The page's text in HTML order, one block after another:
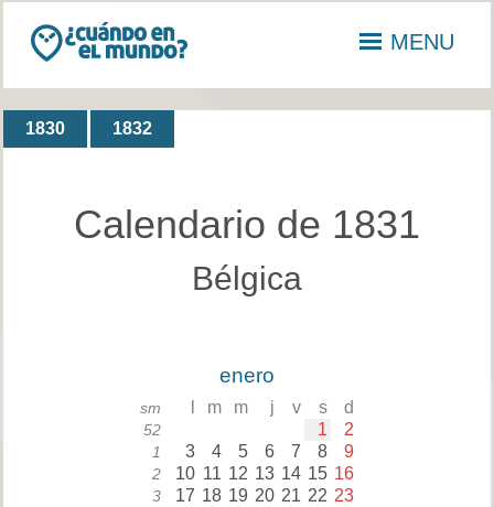
MENU
1830 1832
Calendario de 1831
Bélgica
enero
sm m m j v s d
52 1 2
1 3 4 5 6 7 8 9
2 10 11 12 13 14 15 16
3 17 18 19 20 21 22 23